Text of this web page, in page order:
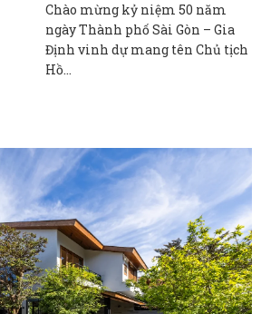
Chào mừng kỷ niệm 50 năm
ngày Thành phố Sài Gòn – Gia
Định vinh dự mang tên Chủ tịch
Hồ...